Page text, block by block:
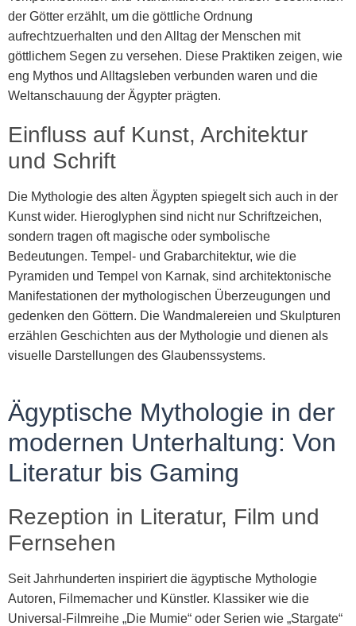
der Götter erzählt, um die göttliche Ordnung
aufrechtzuerhalten und den Alltag der Menschen mit
göttlichem Segen zu versehen. Diese Praktiken zeigen, wie
eng Mythos und Alltagsleben verbunden waren und die
Weltanschauung der Ägypter prägten.
Einfluss auf Kunst, Architektur
und Schrift
Die Mythologie des alten Ägypten spiegelt sich auch in der
Kunst wider. Hieroglyphen sind nicht nur Schriftzeichen,
sondern tragen oft magische oder symbolische
Bedeutungen. Tempel- und Grabarchitektur, wie die
Pyramiden und Tempel von Karnak, sind architektonische
Manifestationen der mythologischen Überzeugungen und
gedenken den Göttern. Die Wandmalereien und Skulpturen
erzählen Geschichten aus der Mythologie und dienen als
visuelle Darstellungen des Glaubenssystems.
Ägyptische Mythologie in der
modernen Unterhaltung: Von
Literatur bis Gaming
Rezeption in Literatur, Film und
Fernsehen
Seit Jahrhunderten inspiriert die ägyptische Mythologie
Autoren, Filmemacher und Künstler. Klassiker wie die
Universal-Filmreihe „Die Mumie“ oder Serien wie „Stargate“